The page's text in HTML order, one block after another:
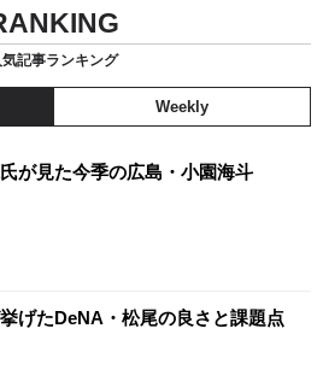
気記事ランキング
Weekly
が見た今季の広島・小園海斗
げたDeNA・松尾の良さと課題点